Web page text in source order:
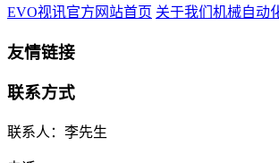
EVO视讯官方网站首页 关于我们 机械自动
友情链接
联系方式
联系人：李先生